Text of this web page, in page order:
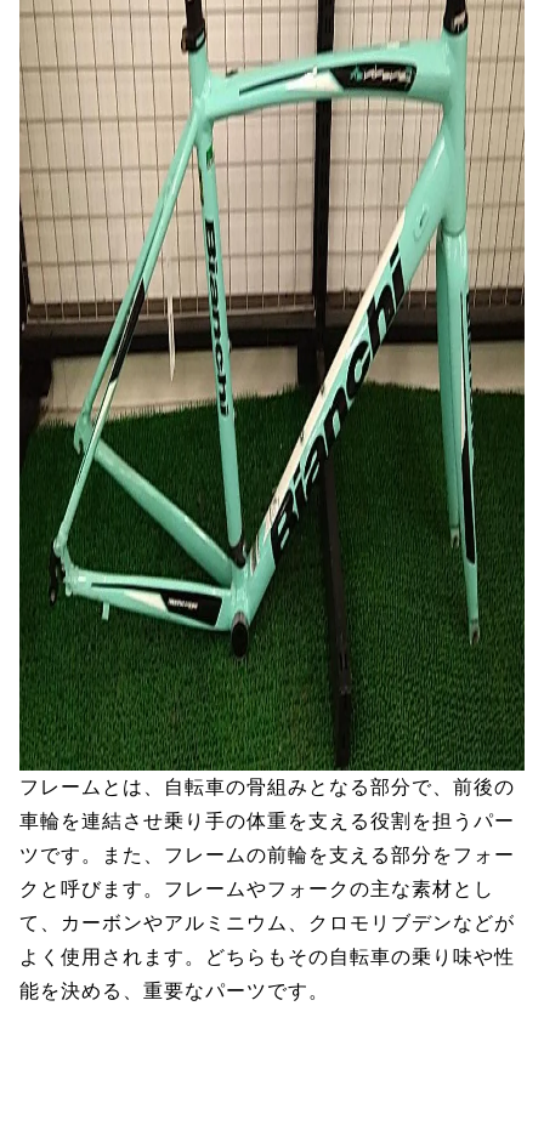
フレームとは、自転車の骨組みとなる部分で、前後の
車輪を連結させ乗り手の体重を支える役割を担うパー
ツです。また、フレームの前輪を支える部分をフォー
クと呼びます。フレームやフォークの主な素材とし
て、カーボンやアルミニウム、クロモリブデンなどが
よく使用されます。どちらもその自転車の乗り味や性
能を決める、重要なパーツです。